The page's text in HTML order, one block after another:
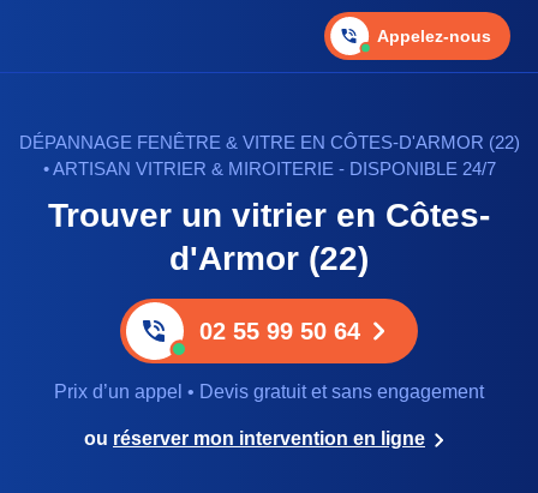
Appelez-nous
DÉPANNAGE FENÊTRE & VITRE EN CÔTES-D'ARMOR (22)
• ARTISAN VITRIER & MIROITERIE - DISPONIBLE 24/7
Trouver un vitrier en Côtes-
d'Armor (22)
02 55 99 50 64
Prix d’un appel • Devis gratuit et sans engagement
ou réserver mon intervention en ligne